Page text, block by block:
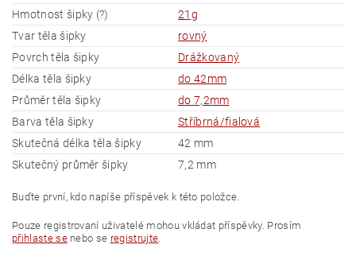
Hmotnost šipky (?)
21g
Tvar těla šipky
rovný
Povrch těla šipky
Drážkovaný
Délka těla šipky
do 42mm
Průměr těla šipky
do 7,2mm
Barva těla šipky
Stříbrná/fialová
Skutečná délka těla šipky
42 mm
Skutečný průměr šipky
7,2 mm
Buďte první, kdo napíše příspěvek k této položce.
Pouze registrovaní uživatelé mohou vkládat příspěvky. Prosím
přihlaste senebo se registrujte.